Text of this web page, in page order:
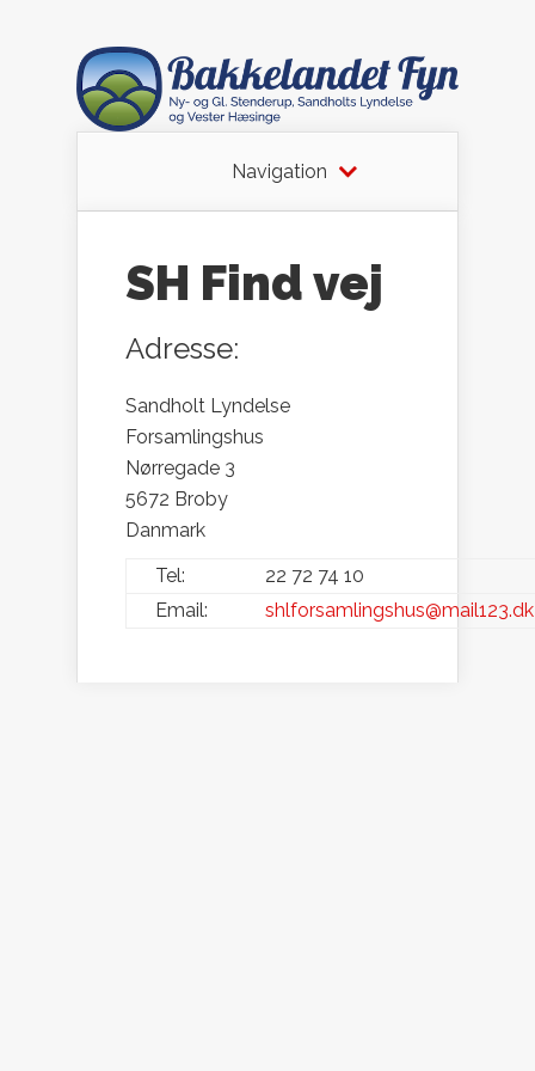
Navigation
SH Find vej
Adresse:
Sandholt Lyndelse
Forsamlingshus
Nørregade 3
5672 Broby
Danmark
Tel:
22 72 74 10
Email:
shlforsamlingshus@mail123.dk